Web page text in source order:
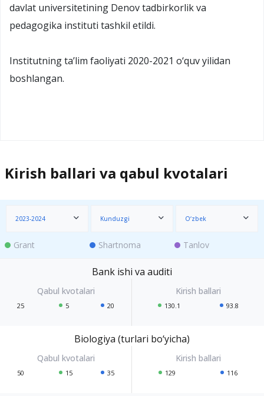
davlat universitetining Denov tadbirkorlik va
pedagogika instituti tashkil etildi.
Institutning ta’lim faoliyati 2020-2021 o‘quv yilidan
boshlangan.
Kirish ballari va qabul kvotalari
2023-2024 Kunduzgi O‘zbek
Grant Shartnoma Tanlov
Bank ishi va auditi
25 5 20 130.1 93.8
Biologiya (turlari bo‘yicha)
50 15 35 129 116